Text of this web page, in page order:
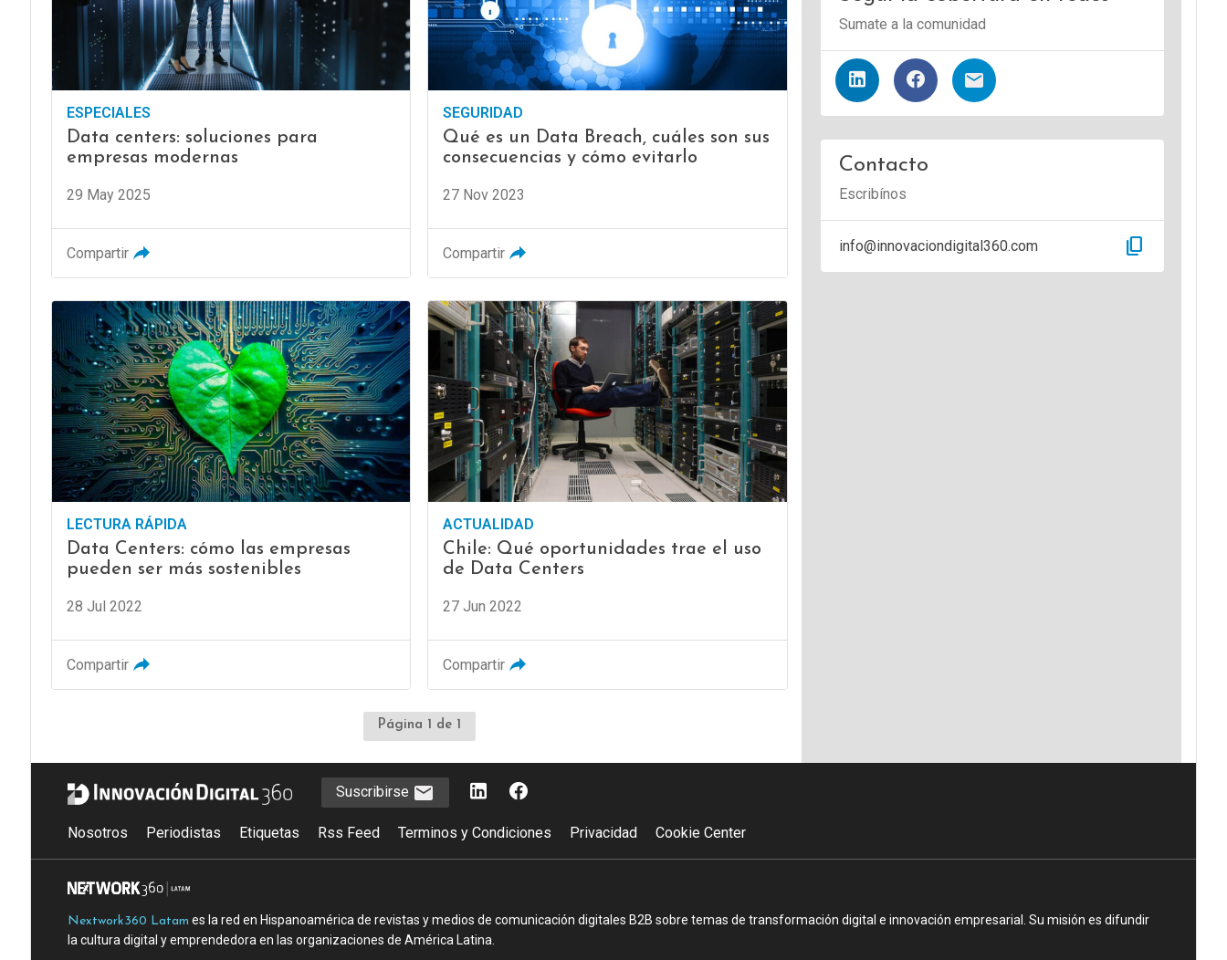
ESPECIALES
Data centers: soluciones para
empresas modernas
29 May 2025
Compartir
SEGURIDAD
Qué es un Data Breach, cuáles son sus
consecuencias y cómo evitarlo
27 Nov 2023
Compartir
LECTURA RÁPIDA
Data Centers: cómo las empresas
pueden ser más sostenibles
28 Jul 2022
Compartir
ACTUALIDAD
Chile: Qué oportunidades trae el uso
de Data Centers
27 Jun 2022
Compartir
Página 1 de 1
Sumate a la comunidad
Contacto
Escribínos
info@innovaciondigital360.com content_copy
Suscribirse
Nosotros Periodistas Etiquetas Rss Feed Terminos y Condiciones Privacidad Cookie Center
Nextwork360 Latam es la red en Hispanoamérica de revistas y medios de comunicación digitales B2B sobre temas de transformación digital e innovación empresarial. Su misión es difundir
la cultura digital y emprendedora en las organizaciones de América Latina.